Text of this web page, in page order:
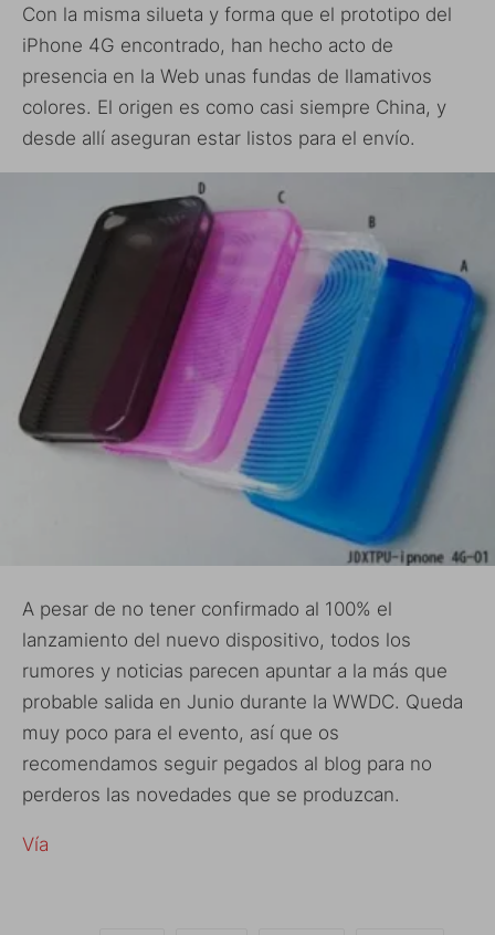
Con la misma silueta y forma que el prototipo del
iPhone 4G encontrado, han hecho acto de
presencia en la Web unas fundas de llamativos
colores. El origen es como casi siempre China, y
desde allí aseguran estar listos para el envío.
A pesar de no tener confirmado al 100% el
lanzamiento del nuevo dispositivo, todos los
rumores y noticias parecen apuntar a la más que
probable salida en Junio durante la WWDC. Queda
muy poco para el evento, así que os
recomendamos seguir pegados al blog para no
perderos las novedades que se produzcan.
Vía